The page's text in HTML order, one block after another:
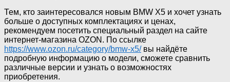
Тем, кто заинтересовался новым BMW X5 и хочет узнать
больше о доступных комплектациях и ценах,
рекомендуем посетить специальный раздел на сайте
интернет-магазина OZON. По ссылке
https://www.ozon.ru/category/bmw-x5/вы найдёте
подробную информацию о модели, сможете сравнить
различные версии и узнать о возможностях
приобретения.